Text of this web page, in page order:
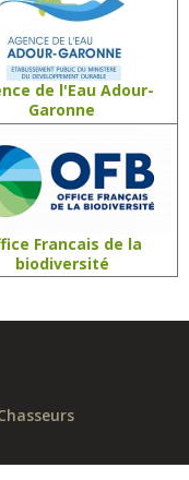
de l'Eau Adour-
Garonne
Francais de la
biodiversité